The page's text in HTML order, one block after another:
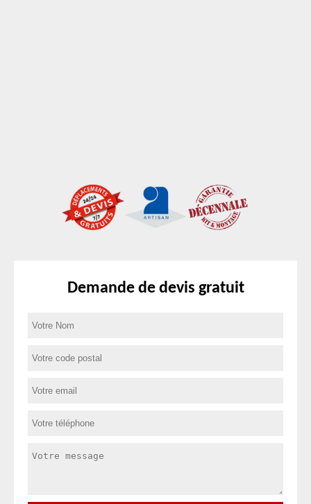
Demande de devis gratuit